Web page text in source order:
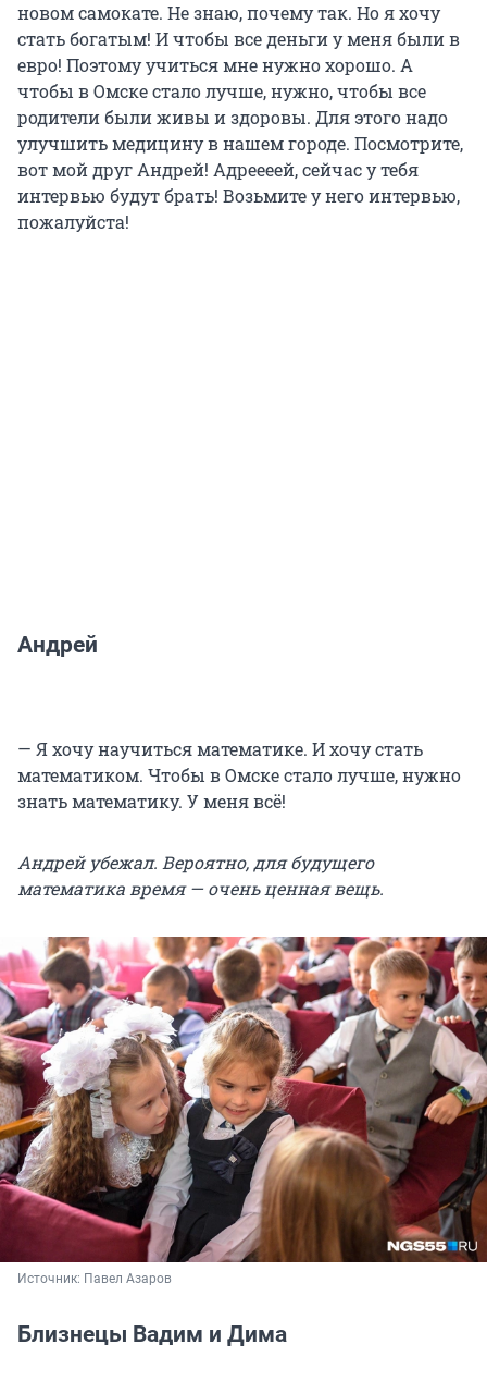
новом самокате. Не знаю, почему так. Но я хочу
стать богатым! И чтобы все деньги у меня были в
евро! Поэтому учиться мне нужно хорошо. А
чтобы в Омске стало лучше, нужно, чтобы все
родители были живы и здоровы. Для этого надо
улучшить медицину в нашем городе. Посмотрите,
вот мой друг Андрей! Адреееей, сейчас у тебя
интервью будут брать! Возьмите у него интервью,
пожалуйста!
Андрей
— Я хочу научиться математике. И хочу стать
математиком. Чтобы в Омске стало лучше, нужно
знать математику. У меня всё!
Андрей убежал. Вероятно, для будущего
математика время — очень ценная вещь.
Источник: Павел Азаров
Близнецы Вадим и Дима